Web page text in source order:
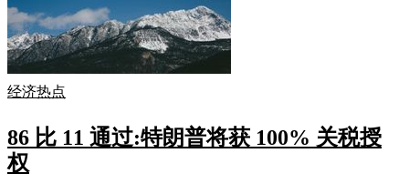
经济热点
86 比 11 通过:特朗普将获 100% 关税授
权